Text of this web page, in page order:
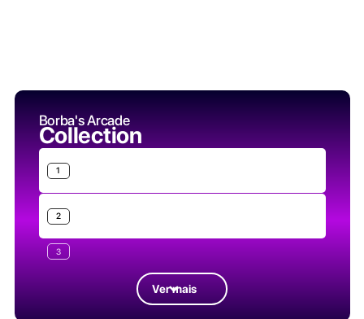
Borba's Arcade
Collection
1
2
3
Ver mais